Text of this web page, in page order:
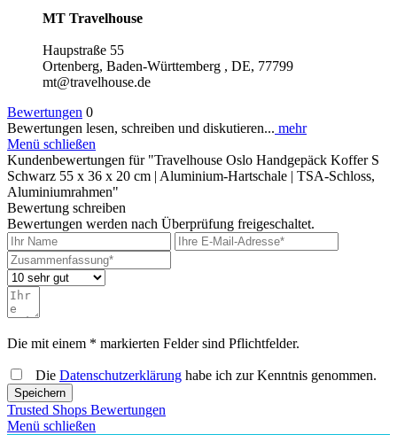
MT Travelhouse
Haupstraße 55
Ortenberg, Baden-Württemberg , DE, 77799
mt@travelhouse.de
Bewertungen 0
Bewertungen lesen, schreiben und diskutieren... mehr
Menü schließen
Kundenbewertungen für "Travelhouse Oslo Handgepäck Koffer S
Schwarz 55 x 36 x 20 cm | Aluminium-Hartschale | TSA-Schloss,
Aluminiumrahmen"
Bewertung schreiben
Bewertungen werden nach Überprüfung freigeschaltet.
Die mit einem * markierten Felder sind Pflichtfelder.
Die Datenschutzerklärung habe ich zur Kenntnis genommen.
Speichern
Trusted Shops Bewertungen
Menü schließen